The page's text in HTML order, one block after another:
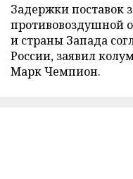
Задержки поставок
противовоздушной
и страны Запада
России, заявил
Марк Чемпион.